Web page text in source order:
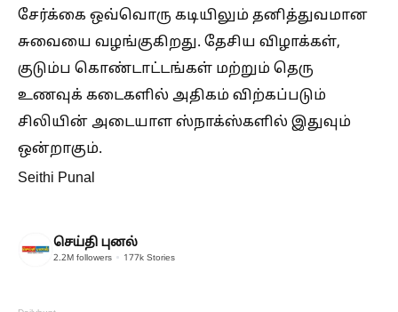
சேர்க்கை ஒவ்வொரு கடியிலும் தனித்துவமான
சுவையை வழங்குகிறது. தேசிய விழாக்கள்,
குடும்ப கொண்டாட்டங்கள் மற்றும் தெரு
உணவுக் கடைகளில் அதிகம் விற்கப்படும்
சிலியின் அடையாள ஸ்நாக்ஸ்களில் இதுவும்
ஒன்றாகும்.
Seithi Punal
செய்தி புனல்
2.2M followers 177k Stories